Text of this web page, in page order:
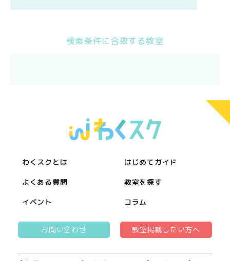
検索条件に合致する教室
わくスクとは はじめてガイド
よくある質問 教室を探す
イベント コラム
お問い合わせ 教室掲載したい方へ